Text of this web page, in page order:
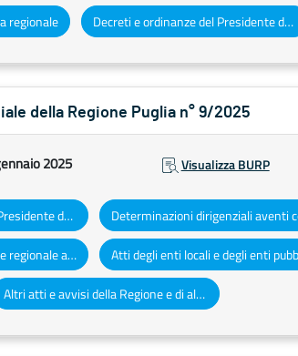
regionale Decreti e ordinanze del Presidente della Giunta regionale
della Regione Puglia n° 9/2025
2025 Visualizza BURP
Decreti e ordinanze del Presidente della Giunta regionale
Atti dell'amministrazione regionale ad obbligo di pubblicazione
Altri atti e avvisi della Regione e di altri enti pubblici che interessano la collettività regionale